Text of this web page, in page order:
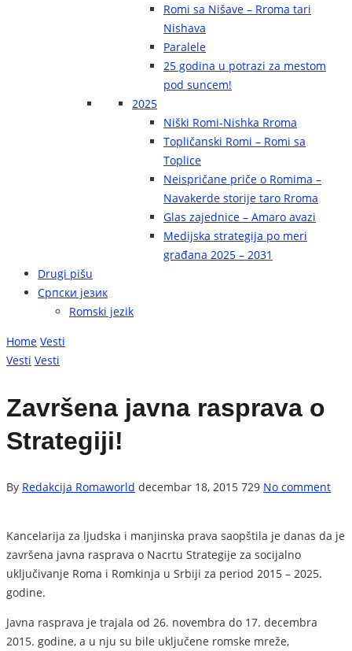
Romi sa Nišave – Rroma tari
Nishava
Paralele
25 godina u potrazi za mestom
pod suncem!
2025
Niški Romi-Nishka Rroma
Topličanski Romi – Romi sa
Toplice
Neispričane priče o Romima –
Navakerde storije taro Rroma
Glas zajednice – Amaro avazi
Medijska strategija po meri
građana 2025 – 2031
Drugi pišu
Српски језик
Romski jezik
Home Vesti
Vesti Vesti
Završena javna rasprava o
Strategiji!
By Redakcija Romaworld decembar 18, 2015 729 No comment
Kancelarija za ljudska i manjinska prava saopštila je danas da je
završena javna rasprava o Nacrtu Strategije za socijalno
uključivanje Roma i Romkinja u Srbiji za period 2015 – 2025.
godine.
Javna rasprava je trajala od 26. novembra do 17. decembra
2015. godine, a u nju su bile uključene romske mreže,